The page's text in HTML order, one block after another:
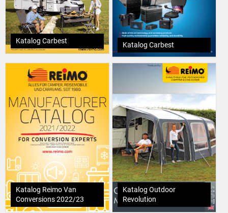
Katalog Carbest
Katalog Carbest
Katalog Reimo Van
Conversions 2022/23
Katalog Outdoor
Revolution